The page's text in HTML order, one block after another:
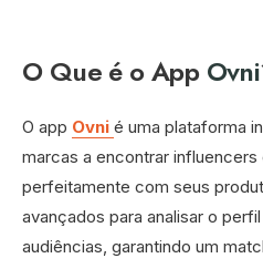
O Que é o App Ovni
O app Ovni é uma plataforma
marcas a encontrar influencers
perfeitamente com seus
avançados para analisar o
audiências, garantindo um